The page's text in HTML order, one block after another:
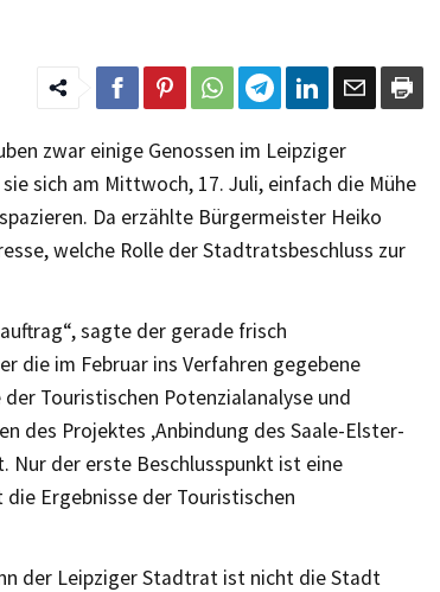
zwar einige Genossen im Leipziger
sich am Mittwoch, 17. Juli, einfach die Mühe
Da erzählte Bürgermeister Heiko
welche Rolle der Stadtratsbeschluss zur
sagte der gerade frisch
die im Februar ins Verfahren gegebene
Touristischen Potenzialanalyse und
des Projektes ‚Anbindung des Saale-Elster-
Nur der erste Beschlusspunkt ist eine
Ergebnisse der Touristischen
der Leipziger Stadtrat ist nicht die Stadt